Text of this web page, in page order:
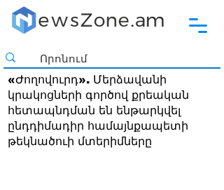
«Ժողովուրդ». Մերձավանի
կրակոցների գործով քրեական
հետապնդման են ենթարկվել
ընդդիմադիր համայնքապետի
թեկնածուի մտերիմները